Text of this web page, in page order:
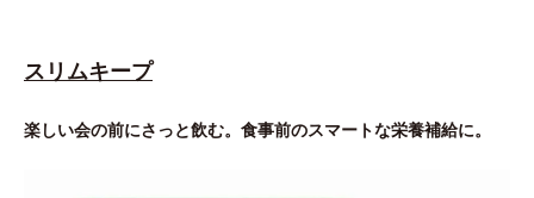
スリムキープ
楽しい会の前にさっと飲む。食事前のスマートな栄養補給に。